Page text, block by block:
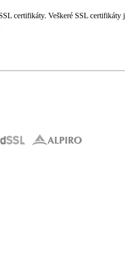
certifikáty. Veškeré SSL certifikáty